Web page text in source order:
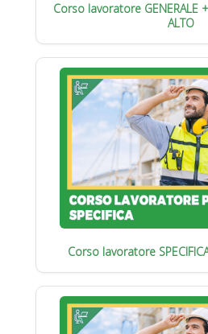
Corso lavoratore GENERALE +
ALTO
Corso lavoratore